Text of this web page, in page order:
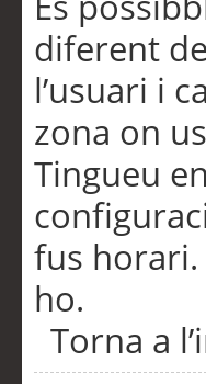
diferent
l’usuari i
zona on
Tingueu
fus horari.
ho.
Torna a